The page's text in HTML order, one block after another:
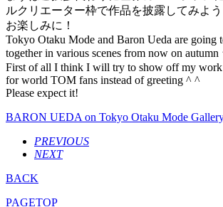
ルクリエーター枠で作品を披露してみよ
お楽しみに！
Tokyo Otaku Mode and Baron Ueda are going
together in various scenes from now on
First of all I think I will try to show off my work
for world TOM fans instead of greeting ^ ^
Please expect it!
BARON UEDA on Tokyo Otaku Mode
PREVIOUS
NEXT
BACK
PAGETOP